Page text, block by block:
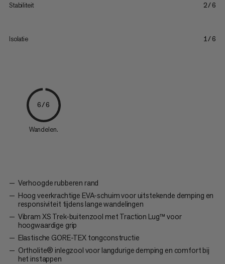
Stabiliteit 2/6
Isolatie 1/6
6/6
Wandelen.
Verhoogde rubberen rand
Hoog veerkrachtige EVA-schuim voor uitstekende demping en
responsiviteit tijdens lange wandelingen
Vibram XS Trek-buitenzool met Traction Lug™ voor
hoogwaardige grip
Elastische GORE-TEX tongconstructie
Ortholite® inlegzool voor langdurige demping en comfort bij
het instappen